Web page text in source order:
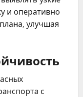
и оперативно
улучшая
с